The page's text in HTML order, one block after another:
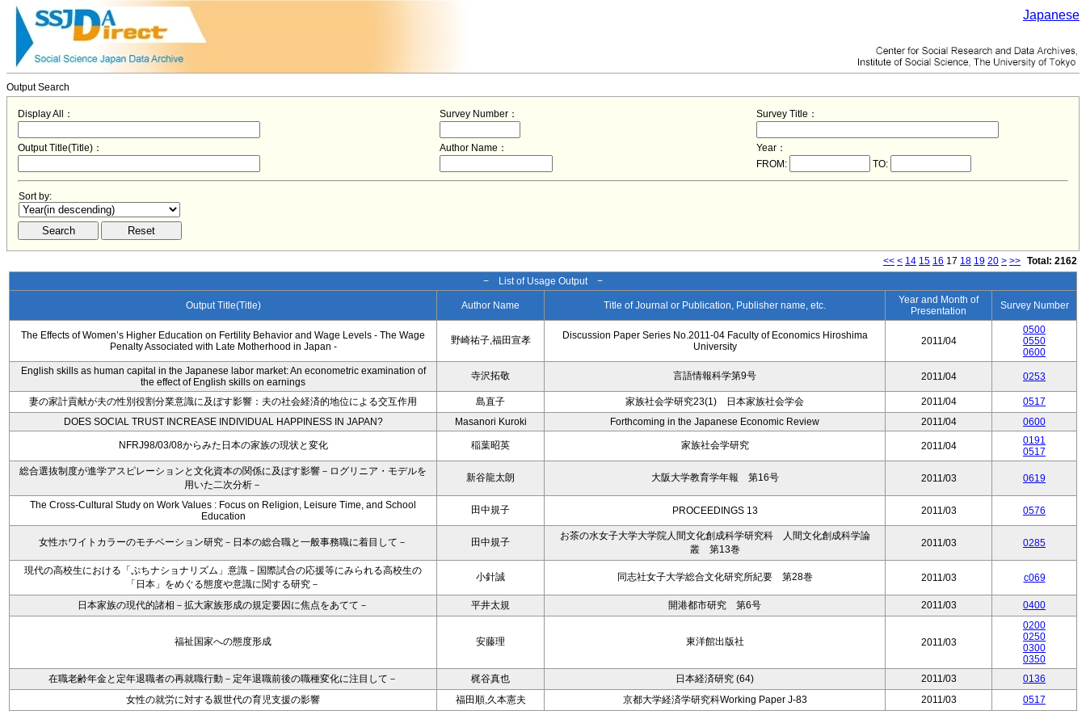
Japanese
Output Search
Display All： Survey Number： Survey Title：
Output Title(Title)： Author Name：
Year：
FROM:
TO:
Sort by:
<< < 14 15 16 17 18 19 20 > >> Total: 2162
− List of Usage Output −
Output Title(Title) Author Name Title of Journal or Publication, Publisher name, etc.
Year and Month of
Presentation
Survey Number
The Effects of Women’s Higher Education on Fertility Behavior and Wage Levels - The Wage
Penalty Associated with Late Motherhood in Japan -
野崎祐子,福田宣孝
Discussion Paper Series No.2011-04 Faculty of Economics Hiroshima
University
2011/04
0500
0550
0600
English skills as human capital in the Japanese labor market: An econometric examination of
the effect of English skills on earnings
寺沢拓敬 言語情報科学第9号 2011/04 0253
妻の家計貢献が夫の性別役割分業意識に及ぼす影響：夫の社会経済的地位による交互作用 島直子 家族社会学研究23(1) 日本家族社会学会 2011/04
0517
DOES SOCIAL TRUST INCREASE INDIVIDUAL HAPPINESS IN JAPAN?
Masanori Kuroki Forthcoming in the Japanese Economic Review 2011/04 0600
NFRJ98/03/08からみた日本の家族の現状と変化 稲葉昭英 家族社会学研究 2011/04
0191
0517
総合選抜制度が進学アスピレーションと文化資本の関係に及ぼす影響－ログリニア・モデルを
用いた二次分析－
新谷龍太朗 大阪大学教育学年報 第16号 2011/03 0619
The Cross-Cultural Study on Work Values : Focus on Religion, Leisure Time, and School
Education
田中規子 PROCEEDINGS 13 2011/03 0576
女性ホワイトカラーのモチベーション研究－日本の総合職と一般事務職に着目して－ 田中規子
お茶の水女子大学大学院人間文化創成科学研究科 人間文化創成科学論
叢 第13巻
2011/03 0285
現代の高校生における「ぷちナショナリズム」意識－国際試合の応援等にみられる高校生の
「日本」をめぐる態度や意識に関する研究－
小針誠 同志社女子大学総合文化研究所紀要 第28巻 2011/03 c069
日本家族の現代的諸相－拡大家族形成の規定要因に焦点をあてて－ 平井太規 開港都市研究 第6号 2011/03 0400
福祉国家への態度形成 安藤理 東洋館出版社 2011/03
0200
0250
0300
0350
在職老齢年金と定年退職者の再就職行動－定年退職前後の職種変化に注目して－
梶谷真也 日本経済研究 (64) 2011/03
0136
女性の就労に対する親世代の育児支援の影響
福田順,久本憲夫 京都大学経済学研究科Working Paper J-83 2011/03 0517